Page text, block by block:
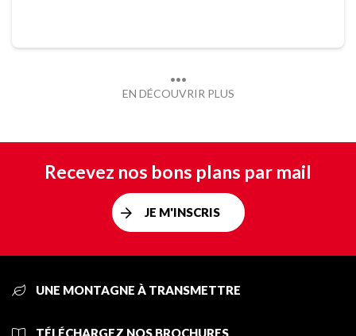
EN DÉCOUVRIR PLUS
Recevez nos bons plans par mail
JE M'INSCRIS
UNE MONTAGNE À TRANSMETTRE
TÉLÉCHARGEZ NOS BROCHURES